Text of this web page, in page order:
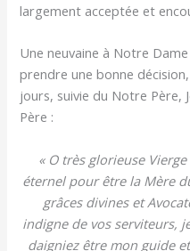
largement acceptée et
Une neuvaine à Notre
prendre une bonne
jours, suivie du Notre Père,
Père :
« O très glorieuse
éternel pour être la Mère
grâces divines et
indigne de vos serviteurs,
daigniez être mon guide